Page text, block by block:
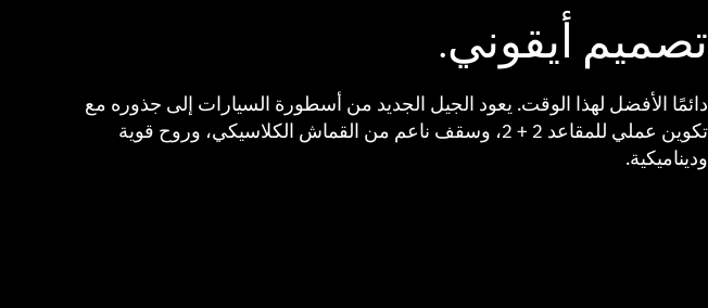
تصميم أيقوني.
دائمًا الأفضل لهذا الوقت. يعود الجيل الجديد من أسطورة السيارات إلى جذوره مع
تكوين عملي للمقاعد 2 + 2، وسقف ناعم من القماش الكلاسيكي، وروح قوية
وديناميكية.